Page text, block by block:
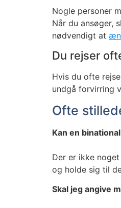
Nogle personer
Når du ansøger,
nødvendigt at
Du rejser
Hvis du ofte
undgå forvirring
Ofte
Kan en
Der er ikke
og holde sig til
Skal jeg angive